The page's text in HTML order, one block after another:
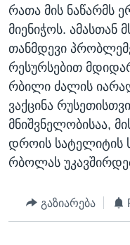
რათა მის ნაწარმს
მიენიჭოს.
თანმდევი
რესურსებით
რბილი ძალის
ვაქცინა
მნიშვნელობისაა,
დროის სატელიტის
რბოლას
გაზიარება